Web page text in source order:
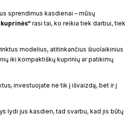
sprendimus kasdienai – mūsų
rasi tai, ko reikia tiek darbui, tiek
modelius, atitinkančius šiuolaikinius
iki kompaktiškų kuprinių ar patikimų
investuojate ne tik į išvaizdą, bet ir į
lydi jus kasdien, tad svarbu, kad jis būtų